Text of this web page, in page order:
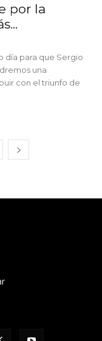
por la
día para que Sergio
una
con el triunfo de